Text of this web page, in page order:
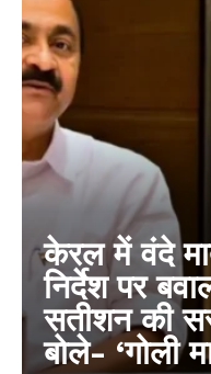
केरल में वंदे
निर्देश पर
सतीशन की
बोले- ‘गोली